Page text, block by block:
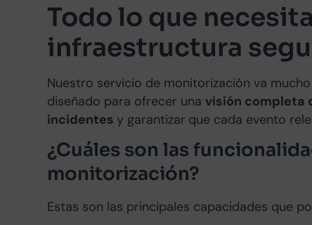
Todo lo que
infraestructura
Nuestro servicio de monitorización va
diseñado para ofrecer unavisión completa
incidentes y garantizar que cada evento
¿Cuáles son las
monitorización?
Estas son las principales capacidades que